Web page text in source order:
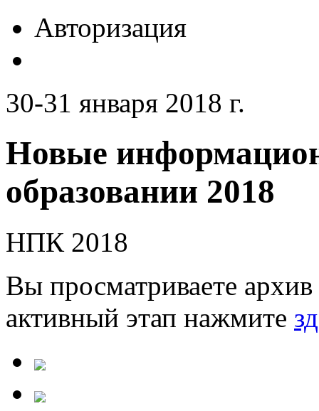
Авторизация
30-31 января 2018 г.
Новые
образовании 2018
НПК 2018
Вы просматриваете
активный этап нажмите